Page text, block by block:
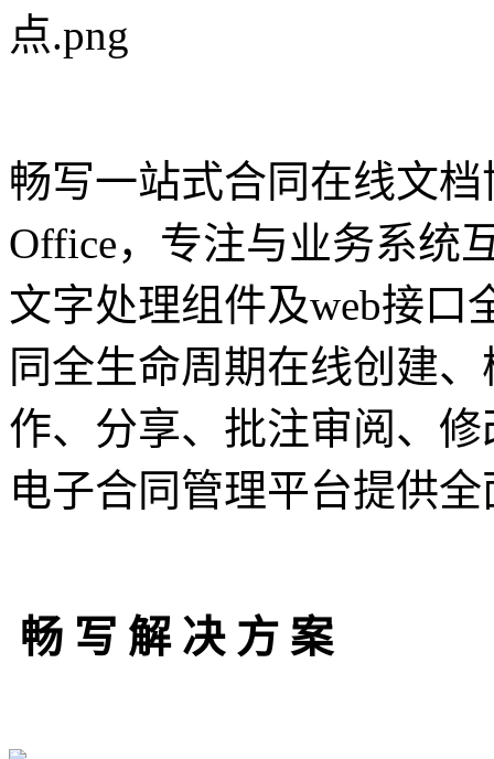
畅写一站式合同在线文
Office，专注与业务系统
文字处理组件及web接口
同全生命周期在线创建
作、分享、批注审阅、
电子合同管理平台提供
畅 写 解 决 方 案